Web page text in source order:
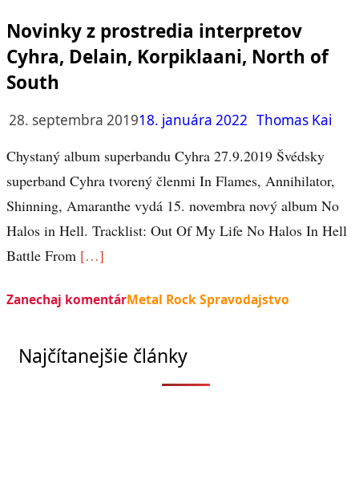
Novinky z prostredia interpretov
Cyhra, Delain, Korpiklaani, North of
South
28. septembra 201918. januára 2022 Thomas Kai
Chystaný album superbandu Cyhra 27.9.2019 Švédsky
superband Cyhra tvorený členmi In Flames, Annihilator,
Shinning, Amaranthe vydá 15. novembra nový album No
Halos in Hell. Tracklist: Out Of My Life No Halos In Hell
Battle From […]
Zanechaj komentárMetal Rock Spravodajstvo
Najčítanejšie články